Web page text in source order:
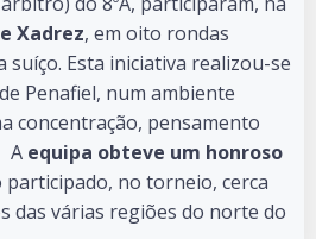
Xadrez, em oito rondas
suíço. Esta iniciativa realizou-se
Penafiel, num ambiente
concentração, pensamento
A equipa obteve um honroso
participado, no torneio, cerca
das várias regiões do norte do